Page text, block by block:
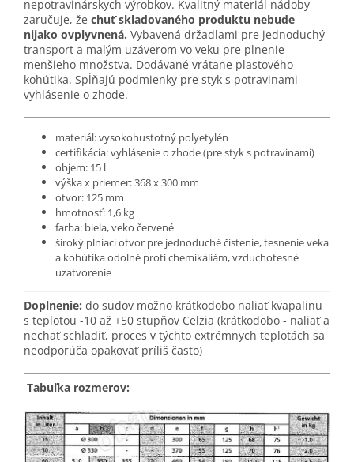
nepotravinárskych výrobkov. Kvalitný materiál nádoby
zaručuje, že chuť skladovaného produktu nebude
nijako ovplyvnená. Vybavená držadlami pre jednoduchý
transport a malým uzáverom vo veku pre plnenie
menšieho množstva. Dodávané vrátane plastového
kohútika. Spĺňajú podmienky pre styk s potravinami -
vyhlásenie o zhode.
materiál: vysokohustotný polyetylén
certifikácia: vyhlásenie o zhode (pre styk s potravinami)
objem: 15 l
výška x priemer: 368 x 300 mm
otvor: 125 mm
hmotnosť: 1,6 kg
farba: biela, veko červené
široký plniaci otvor pre jednoduché čistenie, tesnenie veka
a kohútika odolné proti chemikáliám, vzduchotesné
uzatvorenie
Doplnenie: do sudov možno krátkodobo naliať kvapalinu
s teplotou -10 až +50 stupňov Celzia (krátkodobo - naliať a
nechať schladiť, proces v týchto extrémnych teplotách sa
neodporúča opakovať príliš často)
Tabuľka rozmerov: